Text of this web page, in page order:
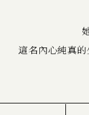
這名內心純真